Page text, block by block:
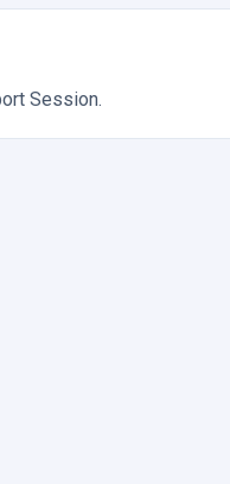
Session.